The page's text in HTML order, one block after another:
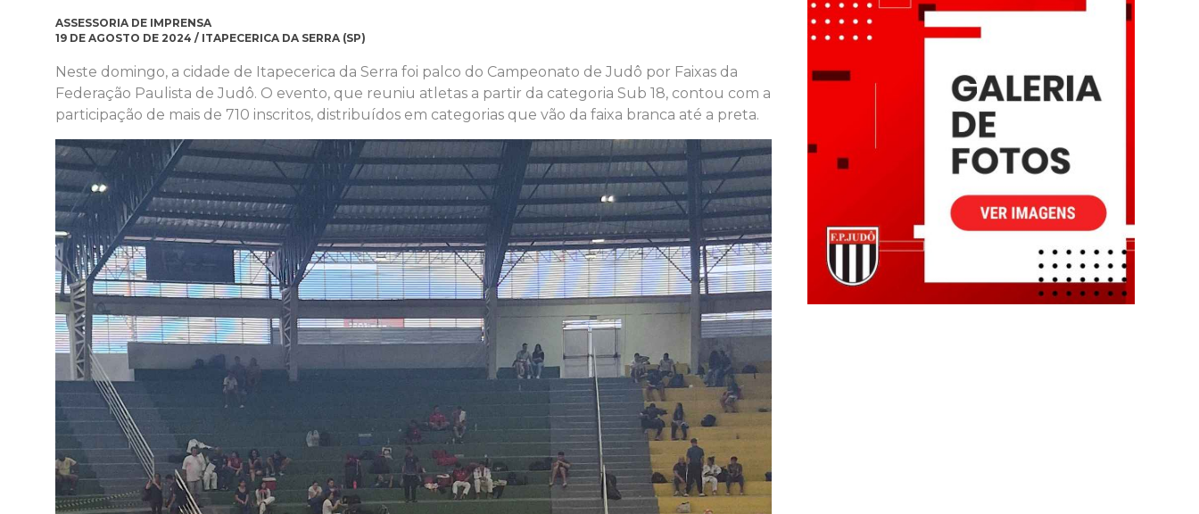
ASSESSORIA DE IMPRENSA
19 DE AGOSTO DE 2024 / ITAPECERICA DA SERRA (SP)
Neste domingo, a cidade de Itapecerica da Serra foi palco do Campeonato de Judô por Faixas da
Federação Paulista de Judô. O evento, que reuniu atletas a partir da categoria Sub 18, contou com a
participação de mais de 710 inscritos, distribuídos em categorias que vão da faixa branca até a preta.